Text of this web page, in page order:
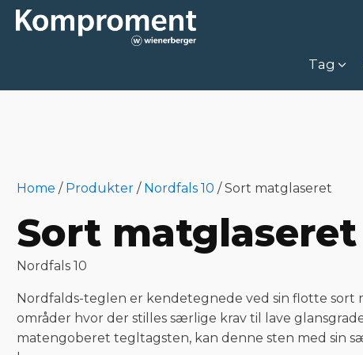
Tag
Home / Produkter / Nordfals 10 /Sort matglaseret
Sort matglaseret
Nordfals 10
Nordfalds-teglen er kendetegnede ved sin flotte sort
områder hvor der stilles særlige krav til lave
matengoberet tegltagsten, kan denne sten med sin